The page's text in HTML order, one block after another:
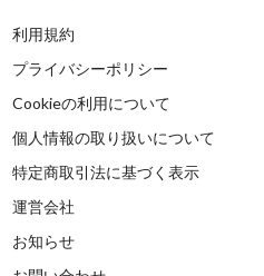
利用規約
プライバシーポリシー
Cookieの利用について
個人情報の取り扱いについて
特定商取引法に基づく表示
運営会社
お知らせ